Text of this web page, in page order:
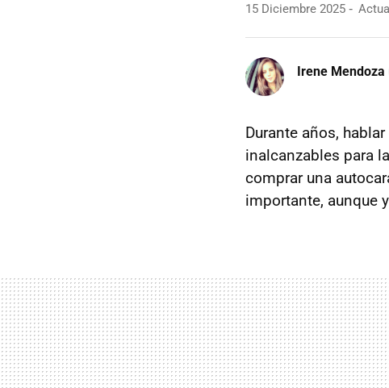
15 Diciembre 2025
Irene Mendoza
Durante años,
inalcanzables para
comprar una
importante, aunque